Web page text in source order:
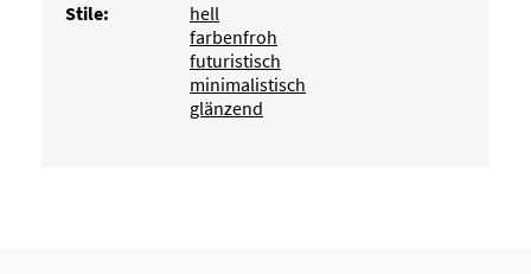
Stile:
hell
farbenfroh
futuristisch
minimalistisch
glänzend